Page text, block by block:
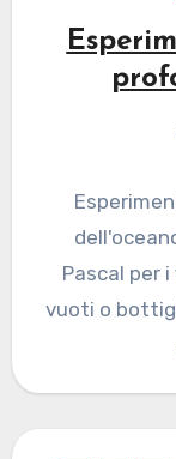
Pascal per
vuoti o